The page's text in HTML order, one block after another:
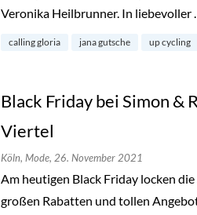
Veronika Heilbrunner. In liebevoller
calling gloria jana gutsche up cycling
Black Friday bei Simon &
Viertel
Köln, Mode, 26. November 2021
Am heutigen Black Friday locken
großen Rabatten und tollen